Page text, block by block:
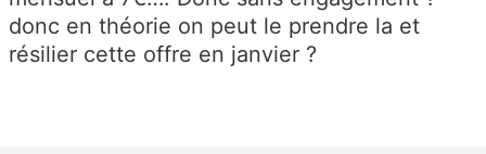
donc en théorie on peut le prendre la et
résilier cette offre en janvier ?